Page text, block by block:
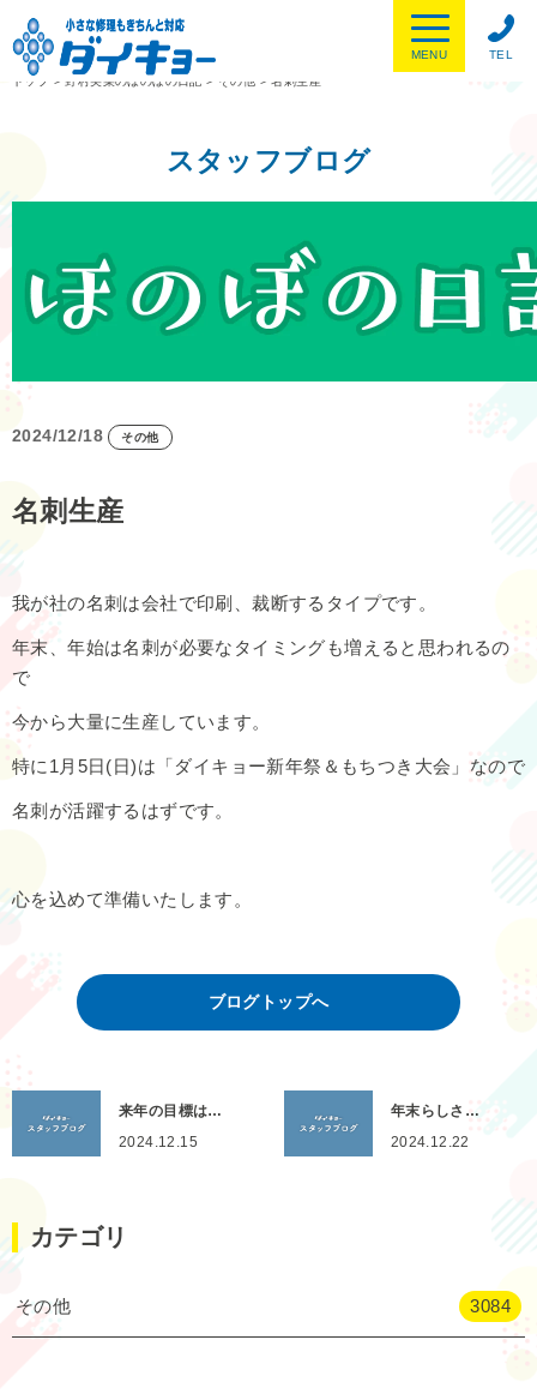
TEL
MENU
トップ
>野村美菜のほのぼの日記 > その他 >名刺生産
スタッフブログ
2024/12/18 その他
名刺生産
我が社の名刺は会社で印刷、裁断するタイプです。
年末、年始は名刺が必要なタイミングも増えると思われるの
で
今から大量に生産しています。
特に1月5日(日)は「ダイキョー新年祭＆もちつき大会」なので
名刺が活躍するはずです。
心を込めて準備いたします。
ブログトップへ
来年の目標は…
2024.12.15
年末らしさ…
2024.12.22
カテゴリ
その他 3084